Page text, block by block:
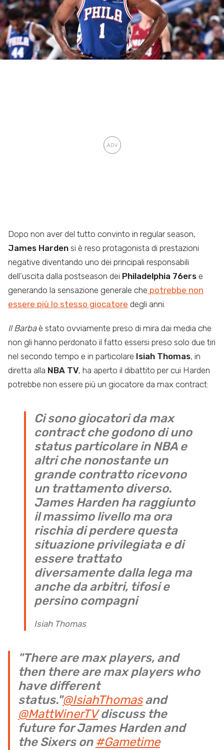
Dopo non aver del tutto convinto in regular season,
James Harden si è reso protagonista di prestazioni
negative diventando uno dei principali responsabili
dell’uscita dalla postseason dei Philadelphia 76ers e
generando la sensazione generale che potrebbe non
essere più lo stesso giocatore degli anni.
Il Barbaè stato ovviamente preso di mira dai media che
non gli hanno perdonato il fatto essersi preso solo due tiri
nel secondo tempo e in particolare Isiah Thomas, in
diretta alla NBA TV, ha aperto il dibattito per cui Harden
potrebbe non essere più un giocatore da max contract:
Ci sono giocatori da max
contract che godono di uno
status particolare in NBA e
altri che nonostante un
grande contratto ricevono
un trattamento diverso.
James Harden ha raggiunto
il massimo livello ma ora
rischia di perdere questa
situazione privilegiata e di
essere trattato
diversamente dalla lega ma
anche da arbitri, tifosi e
persino compagni
Isiah Thomas
"There are max players, and
then there are max players who
have different
status."@IsiahThomasand
@MattWinerTVdiscuss the
future for James Harden and
the Sixers on #Gametime